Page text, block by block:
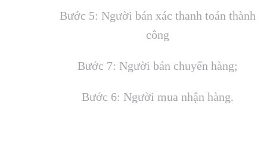
Bước 5: Người bán xác thanh toán thành
công
Bước 7: Người bán chuyển hàng;
Bước 6: Người mua nhận hàng.